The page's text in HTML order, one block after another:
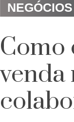
Como
venda